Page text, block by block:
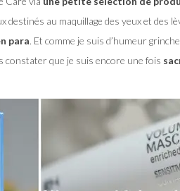
destinés au maquillage des yeux et des
para. Et comme je suis d’humeur
constater que je suis encore une fois